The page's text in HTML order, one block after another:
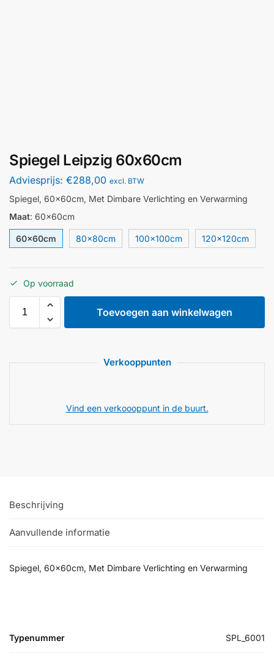
Spiegel Leipzig 60x60cm
Adviesprijs: €288,00 excl. BTW
Spiegel, 60x60cm, Met Dimbare Verlichting en Verwarming
Maat: 60x60cm
60x60cm 80x80cm 100x100cm 120x120cm
Op voorraad
Toevoegen aan winkelwagen
Verkooppunten
Vind een verkoooppunt in de buurt.
Beschrijving
Aanvullende informatie
Spiegel, 60x60cm, Met Dimbare Verlichting en Verwarming
Typenummer SPL_6001